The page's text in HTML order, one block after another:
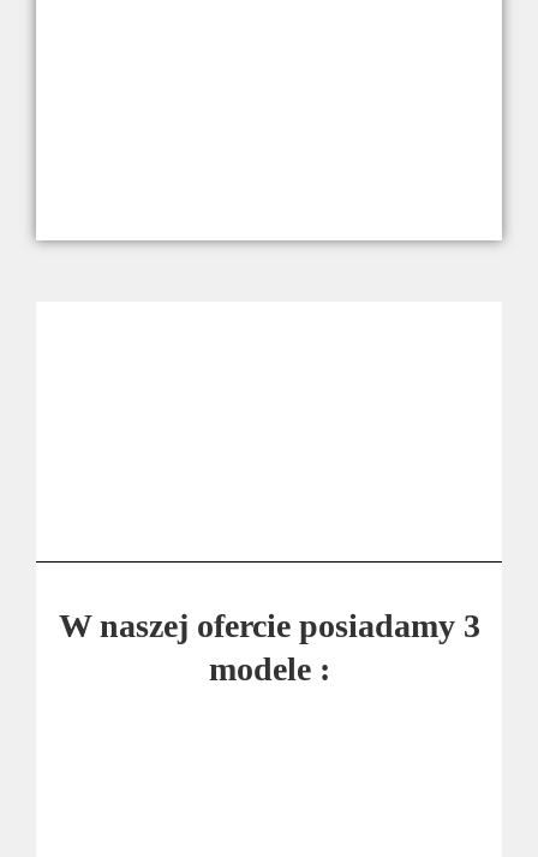
W naszej ofercie posiadamy 3
modele :